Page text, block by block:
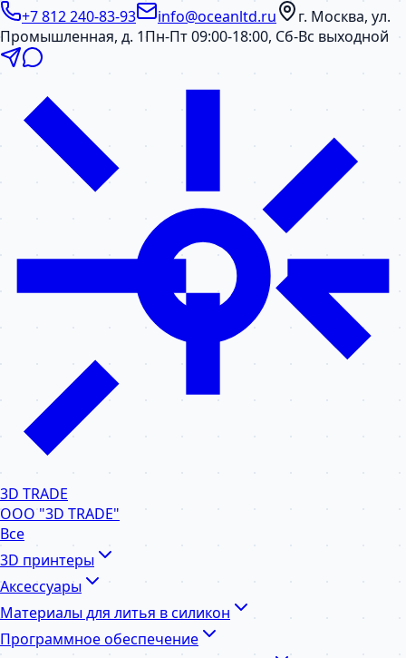
+7 812 240-83-93 info@oceanltd.ru
г. Москва, ул.
Промышленная, д. 1Пн-Пт 09:00-18:00, Сб-Вс выходной
3D TRADE
ООО "3D TRADE"
Все
3D принтеры
Аксессуары
Материалы для литья в силикон
Программное обеспечение